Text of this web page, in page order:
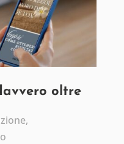
oltre
,